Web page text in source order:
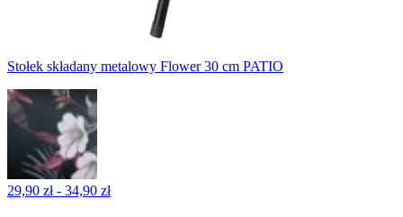
Stołek składany metalowy Flower 30 cm PATIO
29,90 zł - 34,90 zł